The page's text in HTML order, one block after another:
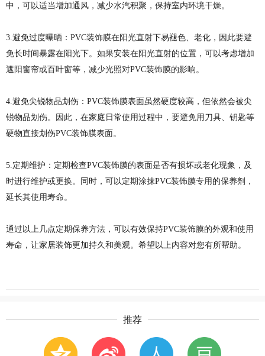
中，可以适当增加通风，减少水汽积聚，保持室内环境干燥。
3.避免过度曝晒：PVC装饰膜在阳光直射下易褪色、老化，因此要避
免长时间暴露在阳光下。如果安装在阳光直射的位置，可以考虑增加
遮阳窗帘或百叶窗等，减少光照对PVC装饰膜的影响。
4.避免尖锐物品划伤：PVC装饰膜表面虽然硬度较高，但依然会被尖
锐物品划伤。因此，在家庭日常使用过程中，要避免用刀具、钥匙等
硬物直接划伤PVC装饰膜表面。
5.定期维护：定期检查PVC装饰膜的表面是否有损坏或老化现象，及
时进行维护或更换。同时，可以定期涂抹PVC装饰膜专用的保养剂，
延长其使用寿命。
通过以上几点定期保养方法，可以有效保持PVC装饰膜的外观和使用
寿命，让家居装饰更加持久和美观。希望以上内容对您有所帮助。
推荐